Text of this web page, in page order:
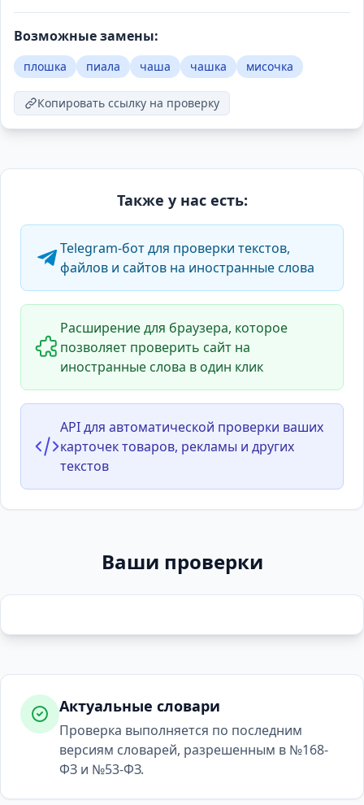
Возможные замены:
плошка пиала чаша чашка мисочка
Копировать ссылку на проверку
Также у нас есть:
Telegram-бот для проверки текстов,
файлов и сайтов на иностранные слова
Расширение для браузера, которое
позволяет проверить сайт на
иностранные слова в один клик
API для автоматической проверки ваших
карточек товаров, рекламы и других
текстов
Ваши проверки
Актуальные словари
Проверка выполняется по последним
версиям словарей, разрешенным в №168-
ФЗ и №53-ФЗ.